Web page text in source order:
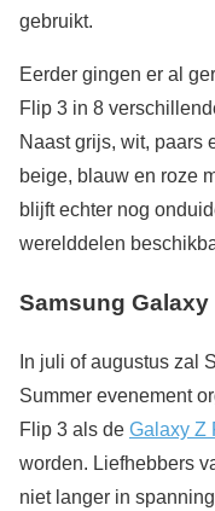
gebruikt.
Eerder gingen er al
Flip 3 in 8
Naast grijs, wit, paars
beige, blauw en roze
blijft echter nog
werelddelen
Samsung
In juli of augustus zal
Summer evenement
Flip 3 als de Galaxy Z
worden. Liefhebbers
niet langer in